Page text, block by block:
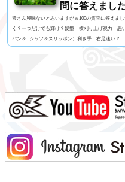
問に答えまし
皆さん興味ないと思いますがｗ100の質問に答え
く？一つだけでも輝け？髪型 横刈り上げ視力 悪
パン＆Tシャツ＆スリッポン）利き手 右足速い